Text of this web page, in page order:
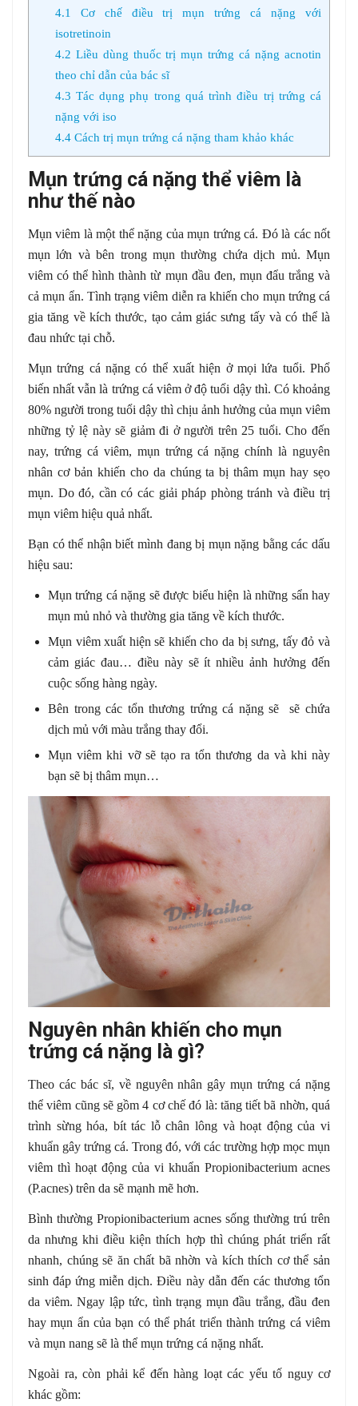
4.1
Cơ chế điều trị mụn trứng cá nặng với
isotretinoin
4.2 Liều dùng thuốc trị mụn trứng cá nặng acnotin
theo chỉ dẫn của bác sĩ
4.3 Tác dụng phụ trong quá trình điều trị trứng cá
nặng với iso
4.4Cách trị mụn trứng cá nặng tham khảo khác
Mụn trứng cá nặng thể viêm là
như thế nào
Mụn viêm là một thể nặng của mụn trứng cá. Đó là các nốt
mụn lớn và bên trong mụn thường chứa dịch mủ. Mụn
viêm có thể hình thành từ mụn đầu đen, mụn đẩu trắng và
cả mụn ẩn. Tình trạng viêm diễn ra khiến cho mụn trứng cá
gia tăng về kích thước, tạo cảm giác sưng tấy và có thể là
đau nhức tại chỗ.
Mụn trứng cá nặng có thể xuất hiện ở mọi lứa tuổi. Phổ
biến nhất vẫn là trứng cá viêm ở độ tuổi dậy thì. Có khoảng
80% người trong tuổi dậy thì chịu ảnh hưởng của mụn viêm
những tỷ lệ này sẽ giảm đi ở người trên 25 tuổi. Cho đến
nay, trứng cá viêm, mụn trứng cá nặng chính là nguyên
nhân cơ bản khiến cho da chúng ta bị thâm mụn hay sẹo
mụn. Do đó, cần có các giải pháp phòng tránh và điều trị
mụn viêm hiệu quả nhất.
Bạn có thể nhận biết mình đang bị mụn nặng bằng các dấu
hiệu sau:
Mụn trứng cá nặng sẽ được biểu hiện là những sẩn hay
mụn mủ nhỏ và thường gia tăng về kích thước.
Mụn viêm xuất hiện sẽ khiến cho da bị sưng, tấy đỏ và
cảm giác đau… điều này sẽ ít nhiều ảnh hưởng đến
cuộc sống hàng ngày.
Bên trong các tổn thương trứng cá nặng sẽ sẽ chứa
dịch mủ với màu trắng thay đổi.
Mụn viêm khi vỡ sẽ tạo ra tổn thương da và khi này
bạn sẽ bị thâm mụn…
Nguyên nhân khiến cho mụn
trứng cá nặng là gì?
Theo các bác sĩ, về nguyên nhân gây mụn trứng cá nặng
thể viêm cũng sẽ gồm 4 cơ chế đó là: tăng tiết bã nhờn, quá
trình sừng hóa, bít tác lỗ chân lông và hoạt động của vi
khuẩn gây trứng cá. Trong đó, với các trường hợp mọc mụn
viêm thì hoạt động của vi khuẩn Propionibacterium acnes
(P.acnes) trên da sẽ mạnh mẽ hơn.
Bình thường Propionibacterium acnes sống thường trú trên
da nhưng khi điều kiện thích hợp thì chúng phát triển rất
nhanh, chúng sẽ ăn chất bã nhờn và kích thích cơ thể sản
sinh đáp ứng miễn dịch. Điều này dẫn đến các thương tổn
da viêm. Ngay lập tức, tình trạng mụn đầu trắng, đầu đen
hay mụn ẩn của bạn có thể phát triển thành trứng cá viêm
và mụn nang sẽ là thể mụn trứng cá nặng nhất.
Ngoài ra, còn phải kể đến hàng loạt các yếu tố nguy cơ
khác gồm: